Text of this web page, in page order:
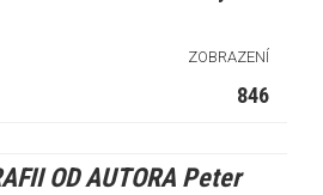
ZOBRAZENÍ
846
OD AUTORA Peter